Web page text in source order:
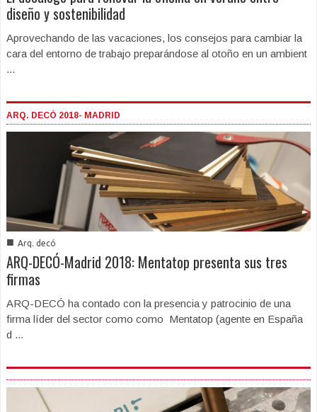
diseño y sostenibilidad
Aprovechando de las vacaciones, los consejos para cambiar la
cara del entorno de trabajo preparándose al otoño en un ambient
...
ARQ. DECÓ 2018- MADRID
■ Arq. decó
ARQ-DECÓ-Madrid 2018: Mentatop presenta sus tres
firmas
ARQ-DECÓ ha contado con la presencia y patrocinio de una
firma líder del sector como como Mentatop (agente en España
d ...